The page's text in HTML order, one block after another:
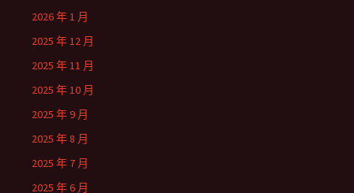
2026 年 1 月
2025 年 12 月
2025 年 11 月
2025 年 10 月
2025 年 9 月
2025 年 8 月
2025 年 7 月
2025 年 6 月